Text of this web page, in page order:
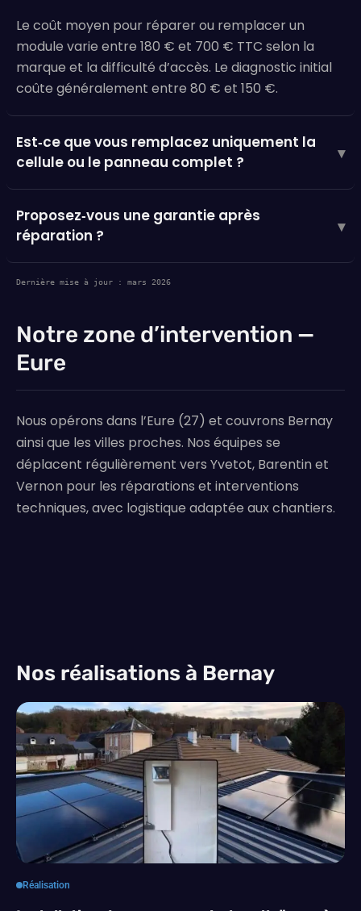
Le coût moyen pour réparer ou remplacer un
module varie entre 180 € et 700 € TTC selon la
marque et la difficulté d’accès. Le diagnostic initial
coûte généralement entre 80 € et 150 €.
Est‑ce que vous remplacez uniquement la
cellule ou le panneau complet ?
▾
Proposez‑vous une garantie après
réparation ?
▾
Dernière mise à jour : mars 2026
Notre zone d’intervention —
Eure
Nous opérons dans l’Eure (27) et couvrons Bernay
ainsi que les villes proches. Nos équipes se
déplacent régulièrement vers Yvetot, Barentin et
Vernon pour les réparations et interventions
techniques, avec logistique adaptée aux chantiers.
Nos réalisations à Bernay
Réalisation